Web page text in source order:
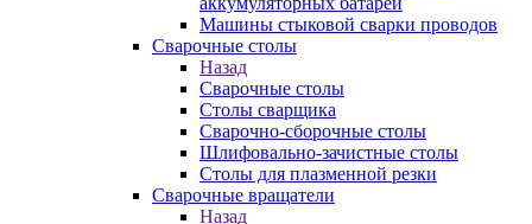
Машины стыковой сварки проводов
Сварочные столы
Назад
Сварочные столы
Столы сварщика
Сварочно-сборочные столы
Шлифовально-зачистные столы
Столы для плазменной резки
Сварочные вращатели
Назад